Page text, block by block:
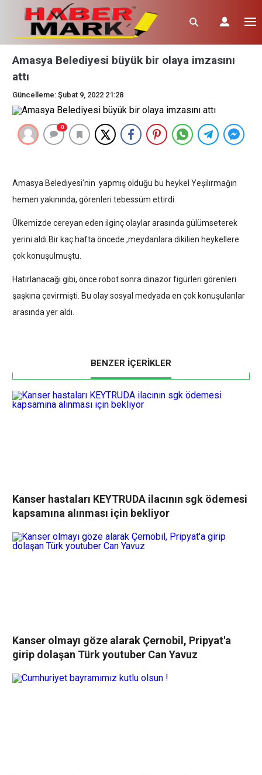
Amasya Belediyesi büyük bir olaya imzasını
attı
Güncelleme: Şubat 9, 2022 21:28
0
Amasya Belediyesi'nin yapmış olduğu bu heykel Yeşilırmağın
hemen yakınında, görenleri tebessüm ettirdi.
Ülkemizde cereyan eden ilginç olaylar arasında gülümseterek
yerini aldı.Bir kaç hafta öncede ,meydanlara dikilien heykellere
çok konuşulmuştu.
Hatırlanacağı gibi, önce robot sonra dinazor figürleri görenleri
şaşkına çevirmişti. Bu olaysosyal medyada en çok konuşulanlar
arasında yer aldı.
BENZER İÇERİKLER
Kanser hastaları KEYTRUDA ilacının sgk ödemesi
kapsamına alınması için bekliyor
Kanser olmayı göze alarak Çernobil, Pripyat'a
girip dolaşan Türk youtuber Can Yavuz